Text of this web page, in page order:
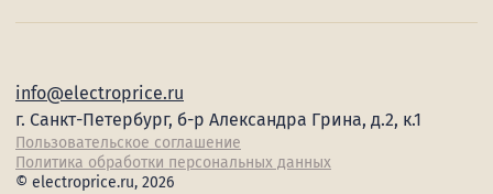
info@electroprice.ru
г. Санкт-Петербург, б-р Александра Грина, д.2, к.1
Пользовательское соглашение
Политика обработки персональных данных
© electroprice.ru, 2026